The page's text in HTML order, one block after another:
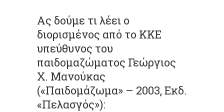
Ας δούμε τι λέει ο
διορισμένος από το ΚΚΕ
υπεύθυνος του
παιδομαζώματος Γεώργιος
Χ. Μανούκας
(«Παιδομάζωμα» – 2003, Εκδ.
«Πελασγός»):